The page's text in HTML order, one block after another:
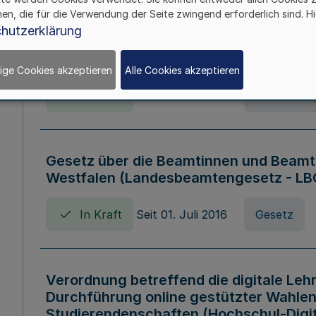
Verordnung über die
Nordrhein-Westfalen
Gesetz über die Beamtinnen und
Westfalen (Landesbeamtengesetz -
In Kraft Seit 01. Juli 2016 Gesetz
Verordnung betreffend die digitale
Durchführung online gestützter
die für die Verwendung der Seite zwingend erforderlich sind.
Cookies akzeptieren Alle Cookies akzeptieren